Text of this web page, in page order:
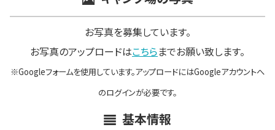
お写真を募集しています。
お写真のアップロードはこちらまでお願い致します。
※Googleフォームを使用しています。アップロードにはGoogleアカウントへ
のログインが必要です。
基本情報